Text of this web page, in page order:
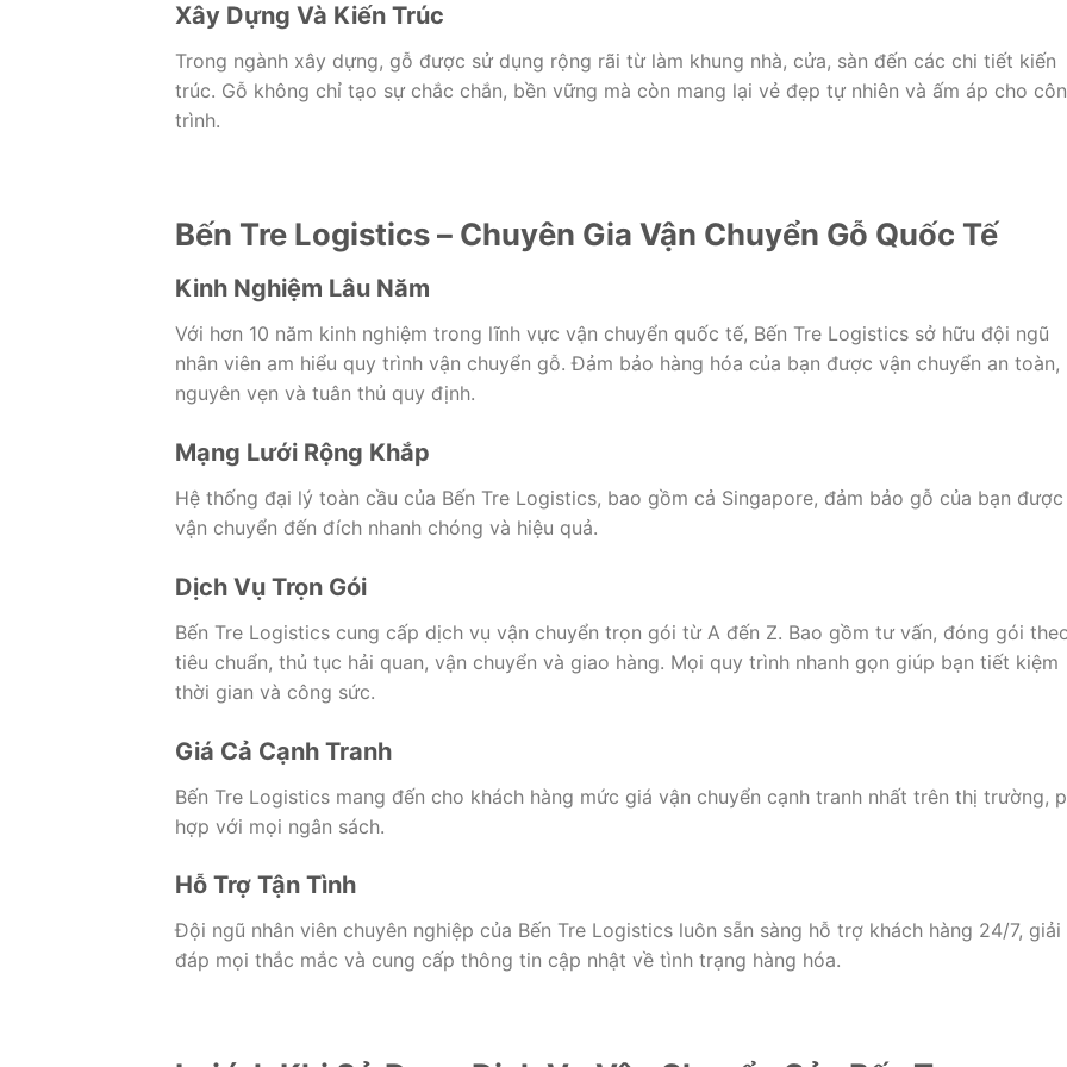
Xây Dựng Và Kiến Trúc
Trong ngành xây dựng, gỗ được sử dụng rộng rãi từ làm khung nhà, cửa, sàn đến các chi tiết kiến
trúc. Gỗ không chỉ tạo sự chắc chắn, bền vững mà còn mang lại vẻ đẹp tự nhiên và ấm áp cho
trình.
Bến Tre Logistics – Chuyên Gia Vận Chuyển Gỗ Quốc Tế
Kinh Nghiệm Lâu Năm
Với hơn 10 năm kinh nghiệm trong lĩnh vực vận chuyển quốc tế, Bến Tre Logistics sở hữu đội ngũ
nhân viên am hiểu quy trình vận chuyển gỗ. Đảm bảo hàng hóa của bạn được vận chuyển an toàn,
nguyên vẹn và tuân thủ quy định.
Mạng Lưới Rộng Khắp
Hệ thống đại lý toàn cầu của Bến Tre Logistics, bao gồm cả Singapore, đảm bảo gỗ của bạn được
vận chuyển đến đích nhanh chóng và hiệu quả.
Dịch Vụ Trọn Gói
Bến Tre Logistics cung cấp dịch vụ vận chuyển trọn gói từ A đến Z. Bao gồm tư vấn, đóng gói
tiêu chuẩn, thủ tục hải quan, vận chuyển và giao hàng. Mọi quy trình nhanh gọn giúp bạn tiết kiệm
thời gian và công sức.
Giá Cả Cạnh Tranh
Bến Tre Logistics mang đến cho khách hàng mức giá vận chuyển cạnh tranh nhất trên thị trường,
hợp với mọi ngân sách.
Hỗ Trợ Tận Tình
Đội ngũ nhân viên chuyên nghiệp của Bến Tre Logistics luôn sẵn sàng hỗ trợ khách hàng 24/7, giải
đáp mọi thắc mắc và cung cấp thông tin cập nhật về tình trạng hàng hóa.